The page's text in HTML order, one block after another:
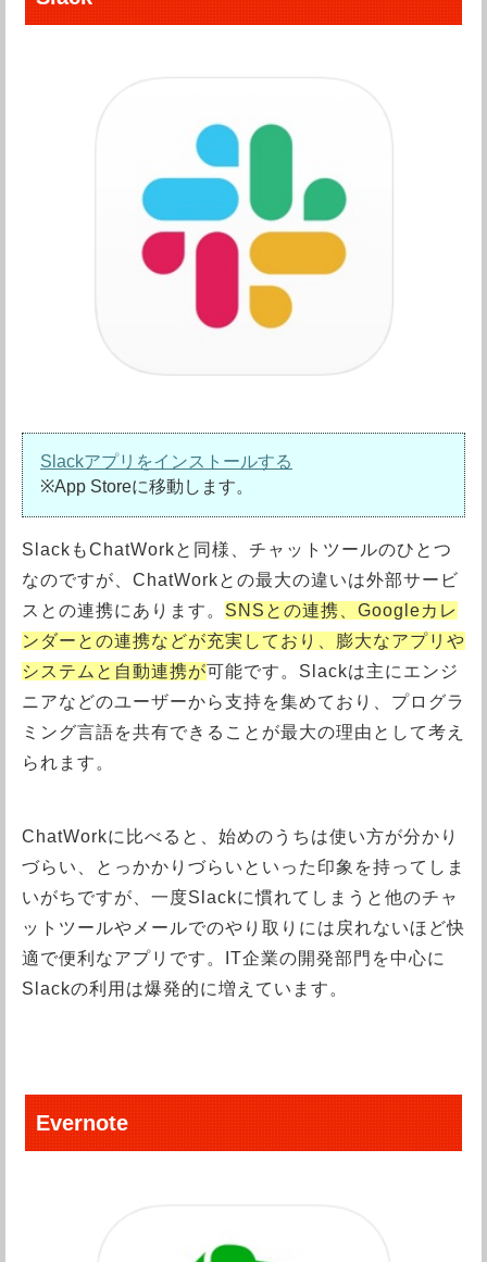
Slackアプリをインストールする
※App Storeに移動します。
SlackもChatWorkと同様、チャットツールのひとつ
なのですが、ChatWorkとの最大の違いは外部サービ
スとの連携にあります。 SNSとの連携、Googleカレ
ンダーとの連携などが充実しており、膨大なアプリや
システムと自動連携が可能です。Slackは主にエンジ
ニアなどのユーザーから支持を集めており、プログラ
ミング言語を共有できることが最大の理由として考え
られます。
ChatWorkに比べると、始めのうちは使い方が分かり
づらい、とっかかりづらいといった印象を持ってしま
いがちですが、一度Slackに慣れてしまうと他のチャ
ットツールやメールでのやり取りには戻れないほど快
適で便利なアプリです。IT企業の開発部門を中心に
Slackの利用は爆発的に増えています。
Evernote